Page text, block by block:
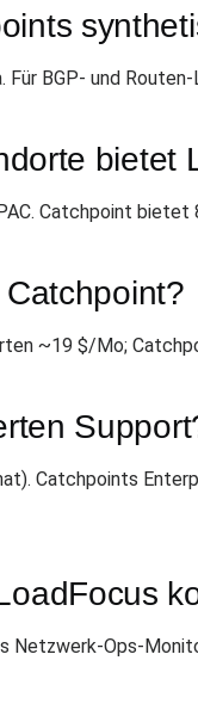
BGP- und
bietet
Catchpoint
~19 $/Mo;
Catchpoints
Netzwerk-Ops-